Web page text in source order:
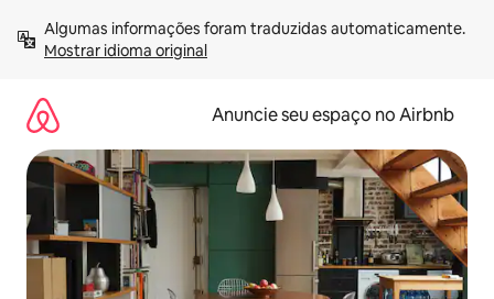
para
Mostrar idioma original
Anuncie seu espaço no Airbnb